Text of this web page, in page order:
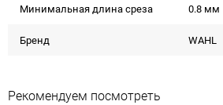
Минимальная длина среза 0.8 мм
Бренд WAHL
Рекомендуем посмотреть